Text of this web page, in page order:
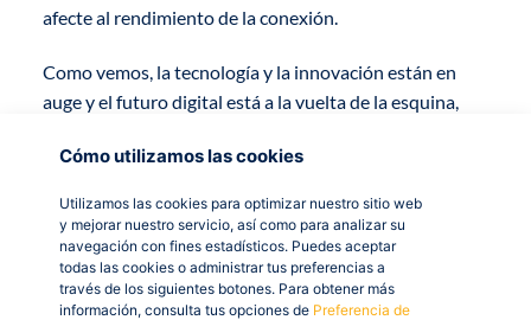
Cómo utilizamos las cookies
Utilizamos las cookies para optimizar nuestro sitio web
y mejorar nuestro servicio, así como para analizar su
navegación con fines estadísticos. Puedes aceptar
todas las cookies o administrar tus preferencias a
través de los siguientes botones. Para obtener más
información, consulta tus opciones de Preferencia de
afecte al rendimiento de la conexión.
Como vemos, la tecnología y la innovación están en
auge y el futuro digital está a la vuelta de la esquina,
lo antes posible, para adaptar sus productos o servicios
usuarios.
Si tu empresa aún se basa en métodos tradicionales y
poco eficientes, no esperes más para mejorar tu